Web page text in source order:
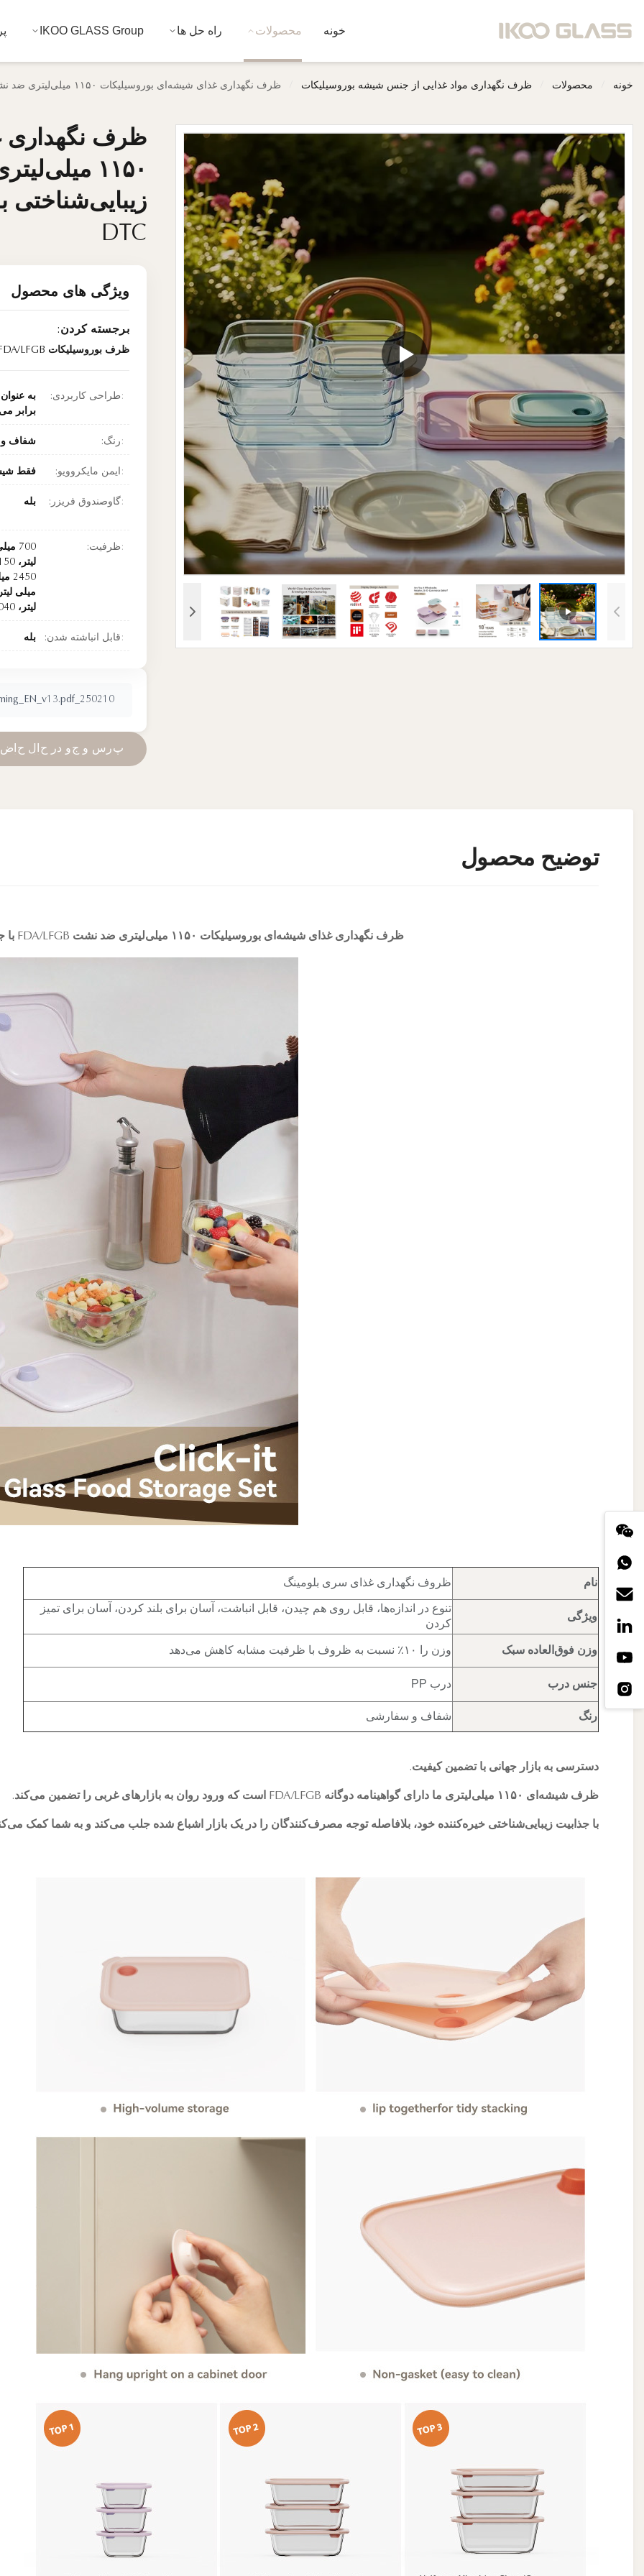
خونه محصولات راه حل ها IKOO GLASS Group
خونه محصولات ظرف نگهداری مواد غذایی از جنس شیشه بوروسیلیکات ظرف نگهداری غذای شیشه‌ای بوروسیلیکات ۱۱۵۰ میلی‌لیتری ضد نشت FDA/LFGB با جذابیت زیبایی‌شناختی برای برندهای تجارت الکترونیک و DTC
ظرف نگهداری
زیبایی‌شناختی
DTC
ظرف نگهداری
زیبایی‌شناختی
DTC
ویژگی های محصول
برجسته کردن:
ظرف بوروسیلیکات FDA/LFGB
طراحی کاربردی:
به
برابر
رنگ: شفاف
ایمن مایکروویو: فقط
گاوصندوق فریزر: بله
ظرفیت:
لیتر، 3040 م
قابل انباشته شدن: بله
250210_Blooming_EN_v13.pdf
پر س و جو در ح ل ح ض
توضیح محصول
ظرف نگهداری غذای شیشه‌ای بوروسیلیکات ۱۱۵۰ میلی‌لیتری ضد نشت FDA/LFGB با جذابیت زیبایی‌شناختی برای برندهای تجارت الکترونیک و DTC
نام ظروف نگهداری غذای سری بلومینگ
ویژگی
تنوع در اندازه‌ها، قابل روی هم چیدن، قابل انباشت، آسان برای بلند کردن، آسان برای تمیز
کردن
وزن فوق‌العاده سبک وزن را ۱۰٪ نسبت به ظروف با ظرفیت مشابه کاهش می‌دهد
جنس درب درب PP
رنگ شفاف و سفارشی
دسترسی به بازار جهانی با تضمین کیفیت.
ظرف شیشه‌ای ۱۱۵۰ میلی‌لیتری ما دارای گواهینامه دوگانه FDA/LFGB است که ورود روان به بازارهای غربی را تضمین می‌کند.
با جذابیت زیبایی‌شناختی خیره‌کننده خود، بلافاصله توجه مصرف‌کنندگان را در یک بازار اشباع شده جلب می‌کند و به شما کمک می‌کند